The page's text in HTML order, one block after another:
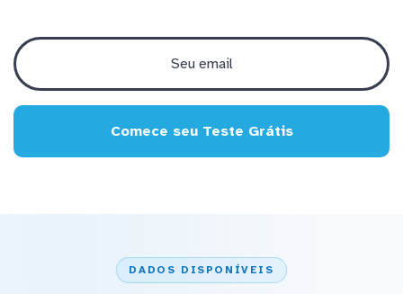
Comece seu Teste Grátis
DADOS DISPONÍVEIS